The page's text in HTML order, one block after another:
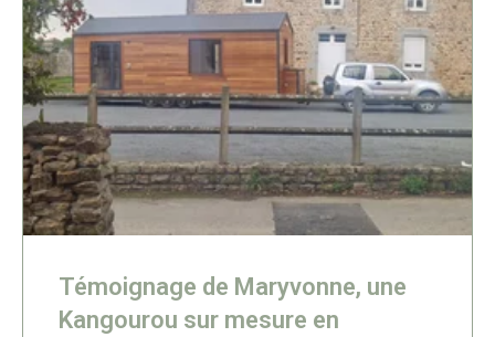
Témoignage de Maryvonne, une
Kangourou sur mesure en